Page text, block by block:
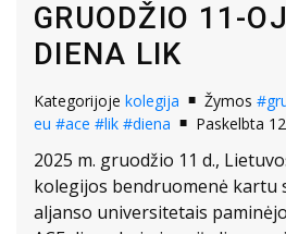
GRUODŽIO 11-
DIENA LIK
Kategorijoje kolegija Žymos
eu #ace #lik #diena Paskelbta
2025 m. gruodžio 11 d.,
kolegijos bendruomenė kartu
aljanso universitetais